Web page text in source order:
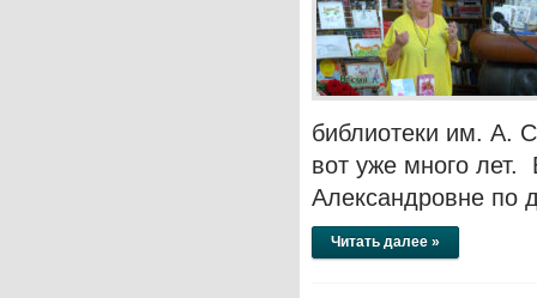
библиотеки им. А.
вот уже много лет.
Александровне по
Читать далее »